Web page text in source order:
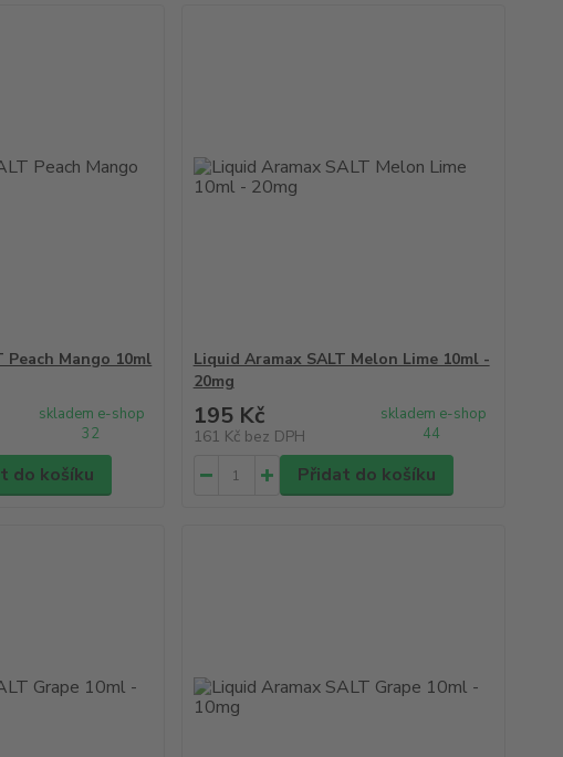
Peach Mango 10ml
skladem e-shop
32
do košíku
Liquid Aramax SALT Melon Lime 10ml -
20mg
195 Kč
161 Kč bez DPH
skladem e-shop
44
Přidat do košíku